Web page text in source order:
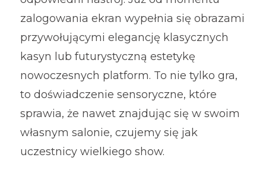
zalogowania ekran wypełnia się obrazami
przywołującymi elegancję klasycznych
kasyn lub futurystyczną estetykę
nowoczesnych platform. To nie tylko gra,
to doświadczenie sensoryczne, które
sprawia, że nawet znajdując się w swoim
własnym salonie, czujemy się jak
uczestnicy wielkiego show.